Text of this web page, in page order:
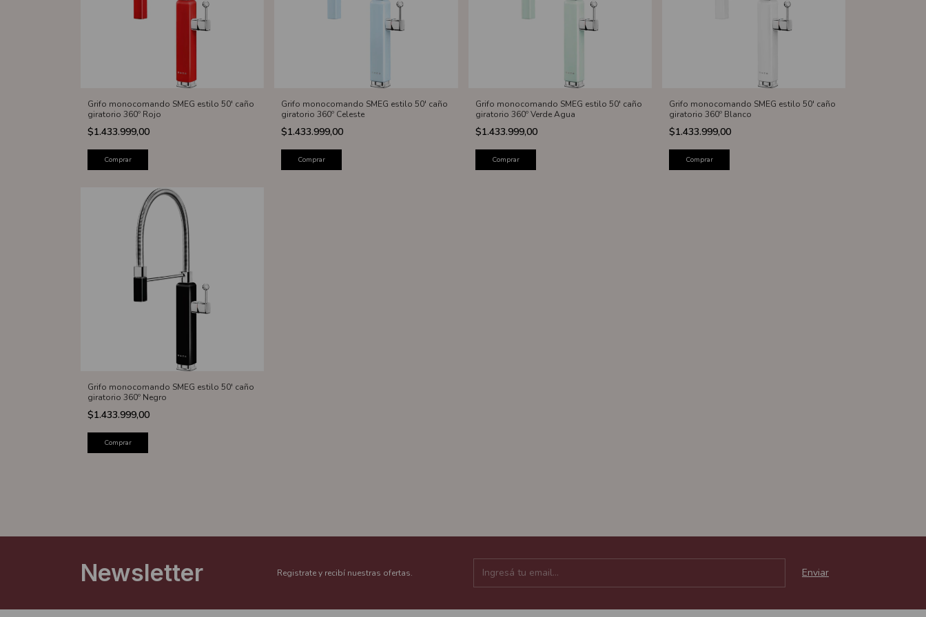
Grifo monocomando SMEG estilo 50' caño
giratorio 360º Rojo
$1.433.999,00
Comprar
Grifo monocomando SMEG estilo 50' caño
giratorio 360º Celeste
$1.433.999,00
Comprar
Grifo monocomando SMEG estilo 50' caño
giratorio 360º Verde Agua
$1.433.999,00
Comprar
Grifo monocomando SMEG estilo 50' caño
giratorio 360º Blanco
$1.433.999,00
Comprar
Grifo monocomando SMEG estilo 50' caño
giratorio 360º Negro
$1.433.999,00
Comprar
Newsletter Registrate y recibí nuestras ofertas.